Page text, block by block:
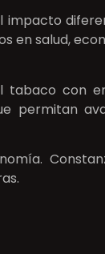
en salud,
con
permitan